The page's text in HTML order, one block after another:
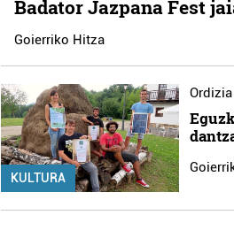
Badator Jazpana Fest
Goierriko Hitza
KULTURA
Ordizia